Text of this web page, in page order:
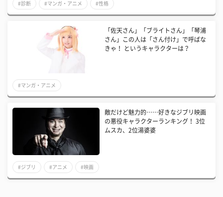
#診断 #マンガ・アニメ #性格
「佐天さん」「ブライトさん」「琴浦
さん」この人は「さん付け」で呼ばな
きゃ！ というキャラクターは？
#マンガ・アニメ
敵だけど魅力的……好きなジブリ映画
の悪役キャラクターランキング！ 3位
ムスカ、2位湯婆婆
#ジブリ #アニメ #映画